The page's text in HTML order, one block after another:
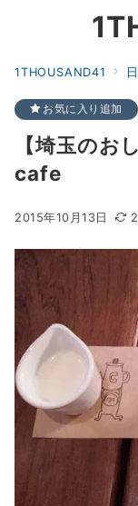
1THOUSAND41
お気に入り追加
【埼玉の
cafe
2015年10月13日